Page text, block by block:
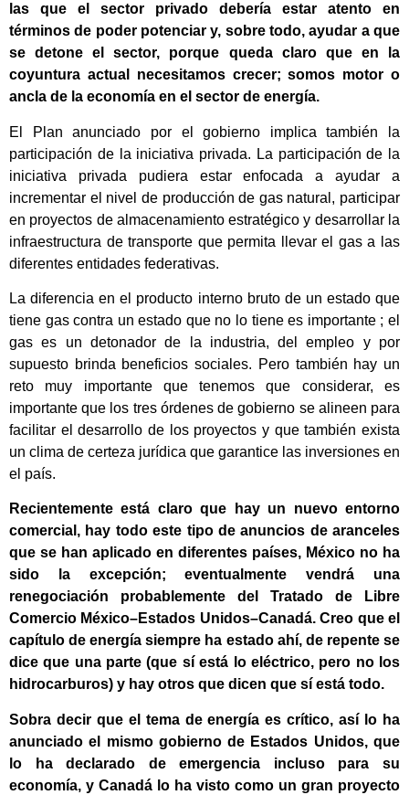
las que el sector privado debería estar atento en
términos de poder potenciar y, sobre todo, ayudar a que
se detone el sector, porque queda claro que en la
coyuntura actual necesitamos crecer; somos motor o
ancla de la economía en el sector de energía.
El Plan anunciado por el gobierno implica también la
participación de la iniciativa privada. La participación de la
iniciativa privada pudiera estar enfocada a ayudar a
incrementar el nivel de producción de gas natural, participar
en proyectos de almacenamiento estratégico y desarrollar la
infraestructura de transporte que permita llevar el gas a las
diferentes entidades federativas.
La diferencia en el producto interno bruto de un estado que
tiene gas contra un estado que no lo tiene es importante ; el
gas es un detonador de la industria, del empleo y por
supuesto brinda beneficios sociales. Pero también hay un
reto muy importante que tenemos que considerar, es
importante que los tres órdenes de gobierno se alineen para
facilitar el desarrollo de los proyectos y que también exista
un clima de certeza jurídica que garantice las inversiones en
el país.
Recientemente está claro que hay un nuevo entorno
comercial, hay todo este tipo de anuncios de aranceles
que se han aplicado en diferentes países, México no ha
sido la excepción; eventualmente vendrá una
renegociación probablemente del Tratado de Libre
Comercio México–Estados Unidos–Canadá. Creo que el
capítulo de energía siempre ha estado ahí, de repente se
dice que una parte (que sí está lo eléctrico, pero no los
hidrocarburos) y hay otros que dicen que sí está todo.
Sobra decir que el tema de energía es crítico, así lo ha
anunciado el mismo gobierno de Estados Unidos, que
lo ha declarado de emergencia incluso para su
economía, y Canadá lo ha visto como un gran proyecto